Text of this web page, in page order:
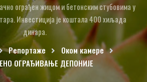
ограђен жицом и бетонским стубовима у
Инвестиција је коштала 400 хиљада
динара.
Репортаже
Оком камере
ОГРАЂИВАЊЕ ДЕПОНИЈЕ